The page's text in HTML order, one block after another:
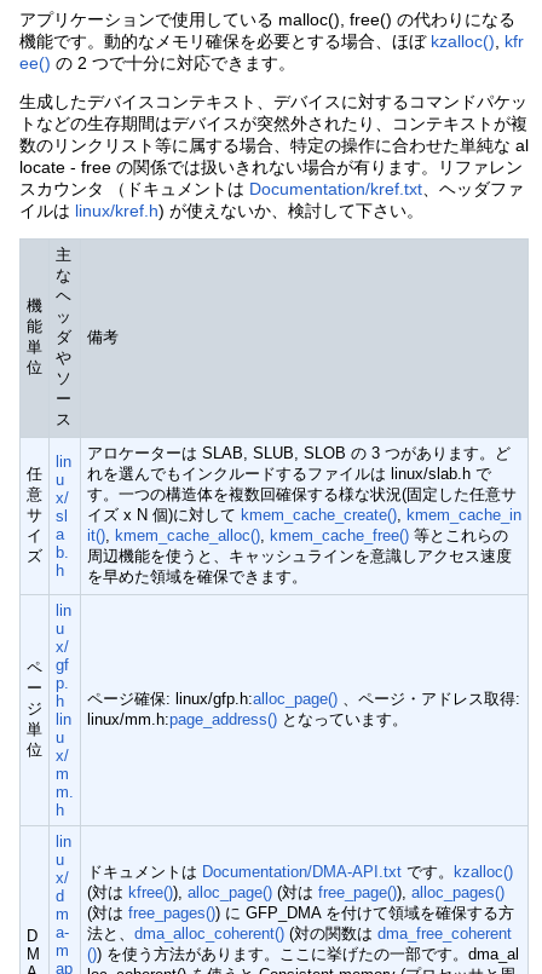
アプリケーションで使用している malloc(), free() の代わりになる
機能です。動的なメモリ確保を必要とする場合、ほぼ kzalloc()
kfr
ee() の 2 つで十分に対応できます。
生成したデバイスコンテキスト、デバイスに対するコマンドパケッ
トなどの生存期間はデバイスが突然外されたり、コンテキストが複
数のリンクリスト等に属する場合、特定の操作に合わせた単純な al
locate - free の関係では扱いきれない場合が有ります。リファレン
スカウンタ （ドキュメントは Documentation/kref.txt 、ヘッダファ
イルは linux/kref.h) が使えないか、検討して下さい。
機
能
単
位
主
な
ヘ
ッ
ダ
や
ソ
ー
ス
備考
任
意
サ
イ
ズ
lin
u
x/
sl
a
b.
h
アロケーターは SLAB, SLUB, SLOB の 3 つがあります。ど
れを選んでもインクルードするファイルは linux/slab.h で
す。一つの構造体を複数回確保する様な状況(固定した任意サ
イズ x N 個)に対して kmem_cache_create(), kmem_cache_in
it(), kmem_cache_alloc(), kmem_cache_free() 等とこれらの
周辺機能を使うと、キャッシュラインを意識しアクセス速度
を早めた領域を確保できます。
ペ
ー
ジ
単
位
lin
u
x/
gf
p.
h
lin
u
x/
m
m.
h
ページ確保: linux/gfp.h:alloc_page() 、ページ・アドレス取得:
linux/mm.h:page_address() となっています。
D
M
lin
u
x/
d
m
a-
m
ap
ドキュメントは Documentation/DMA-API.txt です。
kzalloc()
(対は kfree()),alloc_page() (対はfree_page()),alloc_pages()
(対はfree_pages()) に GFP_DMA を付けて領域を確保する方
法と、dma_alloc_coherent() (対の関数はdma_free_coherent
()) を使う方法があります。ここに挙げたの一部です。dma_al